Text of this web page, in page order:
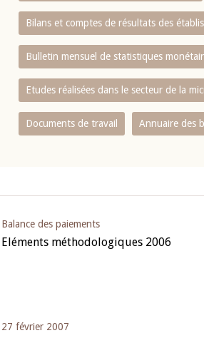
Bilans et comptes de résultats des
Bulletin mensuel de statistiques
Etudes réalisées dans le secteur de la
Documents de travail Annuaire des
Balance des paiements
Eléments méthodologiques 2006
27 février 2007